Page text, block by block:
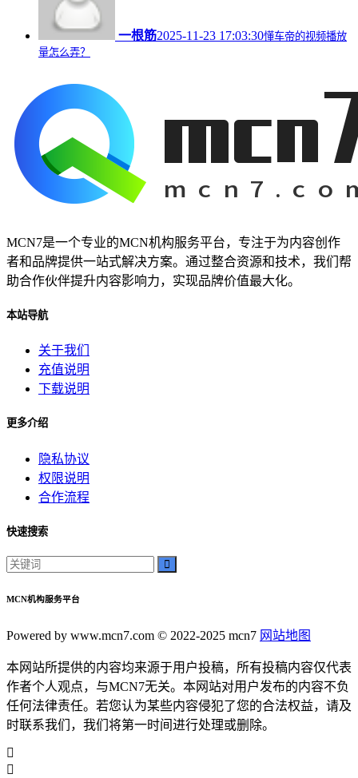
一根筋2025-11-23 17:03:30懂车帝的视频播放
量怎么弄？
MCN7是一个专业的MCN机构服务平台，专注于为内容创作
者和品牌提供一站式解决方案。通过整合资源和技术，我们帮
助合作伙伴提升内容影响力，实现品牌价值最大化。
本站导航
关于我们
充值说明
下载说明
更多介绍
隐私协议
权限说明
合作流程
快速搜索
MCN机构服务平台
Powered by www.mcn7.com © 2022-2025 mcn7 网站地图
本网站所提供的内容均来源于用户投稿，所有投稿内容仅代表
作者个人观点，与MCN7无关。本网站对用户发布的内容不负
任何法律责任。若您认为某些内容侵犯了您的合法权益，请及
时联系我们，我们将第一时间进行处理或删除。